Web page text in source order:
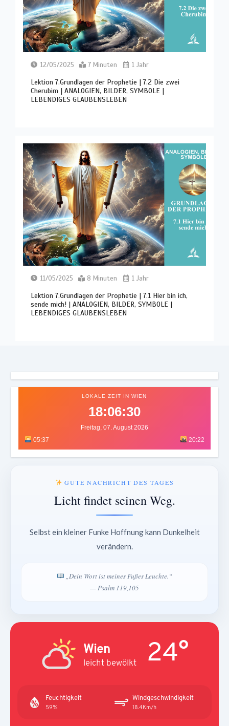
12/05/2025 7 Minuten 1 Jahr
Lektion 7.Grundlagen der Prophetie | 7.2 Die zwei
Cherubim | ANALOGIEN, BILDER, SYMBOLE |
LEBENDIGES GLAUBENSLEBEN
11/05/2025 8 Minuten 1 Jahr
Lektion 7.Grundlagen der Prophetie | 7.1 Hier bin ich,
sende mich! | ANALOGIEN, BILDER, SYMBOLE |
LEBENDIGES GLAUBENSLEBEN
LOKALE ZEIT IN WIEN
18:06:34
Freitag, 07. August 2026
05:37
20:22
GUTE NACHRICHT DES TAGES
Licht findet seinen Weg.
Selbst ein kleiner Funke Hoffnung kann Dunkelheit
verändern.
„Dein Wort ist meines Fußes Leuchte.“
— Psalm 119,105
Wien
leicht bewölkt 24°
Feuchtigkeit
59%
Windgeschwindigkeit
18.4Km/h